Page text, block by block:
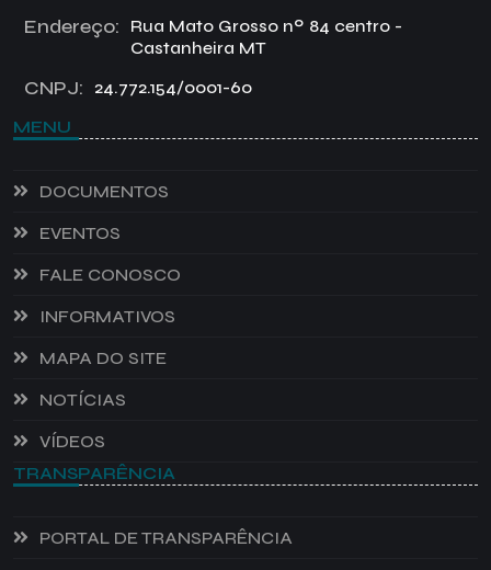
Endereço:
Rua Mato Grosso nº 84 centro -
Castanheira MT
CNPJ: 24.772.154/0001-60
MENU
DOCUMENTOS
EVENTOS
FALE CONOSCO
INFORMATIVOS
MAPA DO SITE
NOTÍCIAS
VÍDEOS
TRANSPARÊNCIA
PORTAL DE TRANSPARÊNCIA